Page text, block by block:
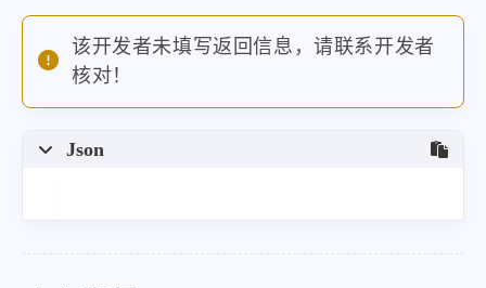
]
该开发者未填写返回信息，请联系开发者
核对！
Json